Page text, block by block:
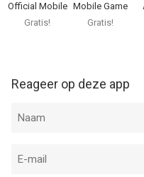
Official Mobile
Game
Gratis!
Mobile Game
Gratis!
Reageer op deze app